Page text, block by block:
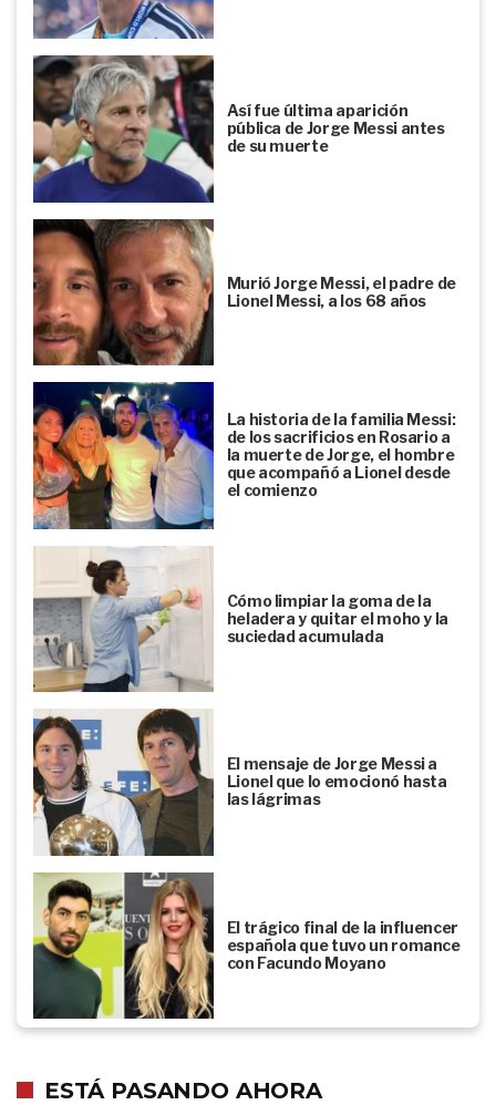
Así fue última aparición
pública de Jorge Messi antes
de su muerte
Murió Jorge Messi, el padre de
Lionel Messi, a los 68 años
La historia de la familia Messi:
de los sacrificios en Rosario a
la muerte de Jorge, el hombre
que acompañó a Lionel desde
el comienzo
Cómo limpiar la goma de la
heladera y quitar el moho y la
suciedad acumulada
El mensaje de Jorge Messi a
Lionel que lo emocionó hasta
las lágrimas
El trágico final de la influencer
española que tuvo un romance
con Facundo Moyano
ESTÁ PASANDO AHORA